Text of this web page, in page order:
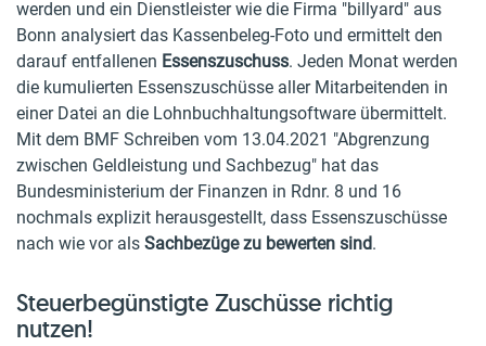
werden und ein Dienstleister wie die Firma "billyard" aus
Bonn analysiert das Kassenbeleg-Foto und ermittelt den
darauf entfallenen Essenszuschuss. Jeden Monat werden
die kumulierten Essenszuschüsse aller Mitarbeitenden in
einer Datei an die Lohnbuchhaltungsoftware übermittelt.
Mit dem BMF Schreiben vom 13.04.2021 "Abgrenzung
zwischen Geldleistung und Sachbezug" hat das
Bundesministerium der Finanzen in Rdnr. 8 und 16
nochmals explizit herausgestellt, dass Essenszuschüsse
nach wie vor als Sachbezüge zu bewerten sind.
Steuerbegünstigte Zuschüsse richtig
nutzen!